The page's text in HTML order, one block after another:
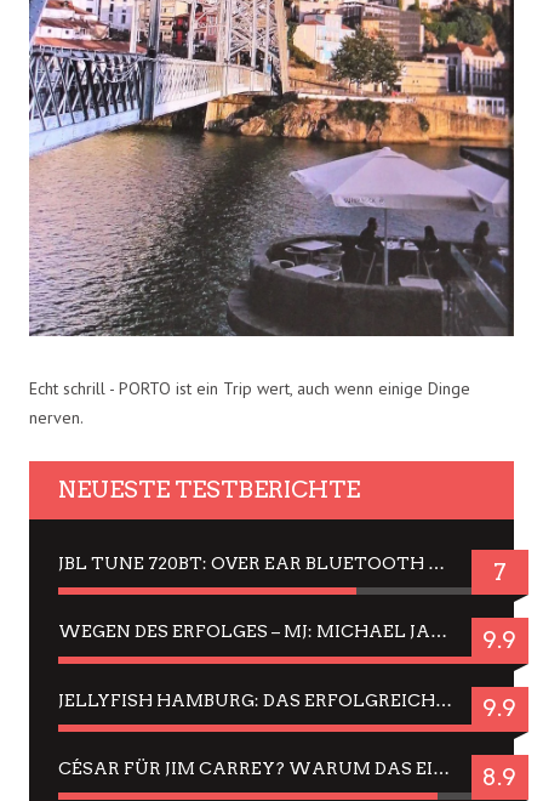
Echt schrill - PORTO ist ein Trip wert, auch wenn einige Dinge
nerven.
NEUESTE TESTBERICHTE
JBL TUNE 720BT: OVER EAR BLUETOOTH KOPFHÖRER UM DIE 50,-€ IM DAUER-TEST 7
WEGEN DES ERFOLGES – MJ: MICHAEL JACKSON MUSICAL IN EINER MATINEE SEHEN 9.9
JELLYFISH HAMBURG: DAS ERFOLGREICHE SOMMER-MENÜ 2025 IN GEFÜHLEN UND BILDERN 9.9
CÉSAR FÜR JIM CARREY? WARUM DAS EINER DER NERVIGSTEN ACTORS IST UND BLEIBT 8.9